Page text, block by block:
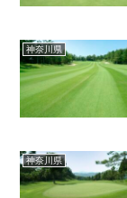
神奈川県
神奈川県